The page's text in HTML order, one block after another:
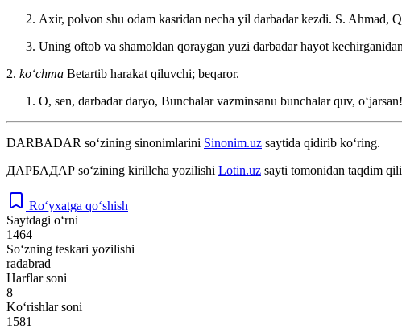
Axir, polvon shu odam kasridan necha yil darbadar kezdi. S. Ahmad,
Uning oftob va shamoldan qoraygan yuzi darbadar hayot
2. koʻchma Betartib harakat qiluvchi; beqaror.
O, sen, darbadar daryo, Bunchalar vazminsanu bunchalar quv, oʻjarsan!
DARBADAR so‘zining sinonimlarini Sinonim.uz saytida qidirib ko‘ring.
ДАРБАДАР so‘zining kirillcha yozilishi Lotin.uz sayti tomonidan taqdim
Ro‘yxatga qo‘shish
Saytdagi o‘rni
1464
So‘zning teskari yozilishi
radabrad
Harflar soni
8
Ko‘rishlar soni
1581